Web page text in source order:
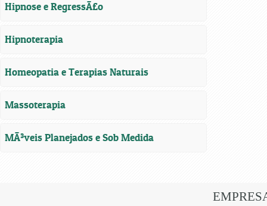
Hipnose e RegressÃ£o
Hipnoterapia
Homeopatia e Terapias Naturais
Massoterapia
MÃ³veis Planejados e Sob Medida